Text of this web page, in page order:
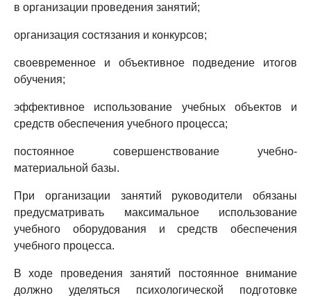
в организации проведения занятий;
организация состязания и конкурсов;
своевременное и объективное подведение итогов
обучения;
эффективное использование учебных объектов и
средств обеспечения учебного процесса;
постоянное совершенствование учебно-
материальной базы.
При организации занятий руководители обязаны
предусматривать максимальное использование
учебного оборудования и средств обеспечения
учебного процесса.
В ходе проведения занятий постоянное внимание
должно уделяться психологической подготовке